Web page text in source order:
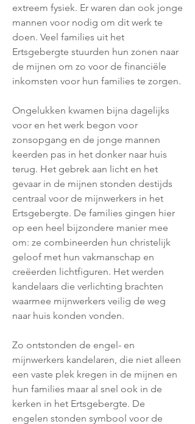
extreem fysiek. Er waren dan ook jonge
mannen voor nodig om dit werk te
doen. Veel families uit het
Ertsgebergte stuurden hun zonen naar
de mijnen om zo voor de financiële
inkomsten voor hun families te zorgen.
Ongelukken kwamen bijna dagelijks
voor en het werk begon voor
zonsopgang en de jonge mannen
keerden pas in het donker naar huis
terug. Het gebrek aan licht en het
gevaar in de mijnen stonden destijds
centraal voor de mijnwerkers in het
Ertsgebergte. De families gingen hier
op een heel bijzondere manier mee
om: ze combineerden hun christelijk
geloof met hun vakmanschap en
creëerden lichtfiguren. Het werden
kandelaars die verlichting brachten
waarmee mijnwerkers veilig de weg
naar huis konden vonden.
Zo ontstonden de engel- en
mijnwerkers kandelaren, die niet alleen
een vaste plek kregen in de mijnen en
hun families maar al snel ook in de
kerken in het Ertsgebergte. De
engelen stonden symbool voor de